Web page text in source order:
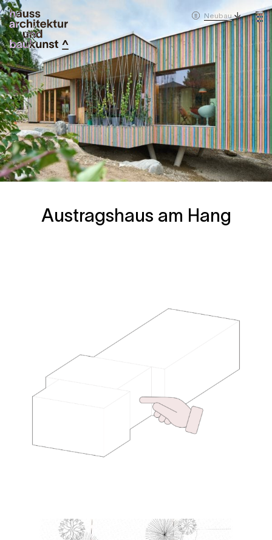
Neubau
Austragshaus am Hang